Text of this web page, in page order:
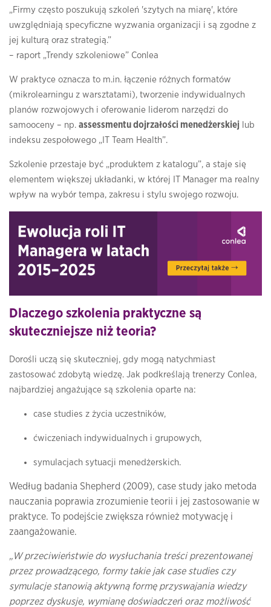
„Firmy często poszukują szkoleń 'szytych na miarę', które
uwzględniają specyficzne wyzwania organizacji i są zgodne z
jej kulturą oraz strategią.”
– raport „Trendy szkoleniowe” Conlea
W praktyce oznacza to m.in. łączenie różnych formatów
(mikrolearningu z warsztatami), tworzenie indywidualnych
planów rozwojowych i oferowanie liderom narzędzi do
samooceny – np. assessmentu dojrzałości menedżerskiej lub
indeksu zespołowego „IT Team Health”.
Szkolenie przestaje być „produktem z katalogu”, a staje się
elementem większej układanki, w której IT Manager ma realny
wpływ na wybór tempa, zakresu i stylu swojego rozwoju.
Dlaczego szkolenia praktyczne są
skuteczniejsze niż teoria?
Dorośli uczą się skuteczniej, gdy mogą natychmiast
zastosować zdobytą wiedzę. Jak podkreślają trenerzy Conlea,
najbardziej angażujące są szkolenia oparte na:
case studies z życia uczestników,
ćwiczeniach indywidualnych i grupowych,
symulacjach sytuacji menedżerskich.
Według badania Shepherd (2009), case study jako metoda
nauczania poprawia zrozumienie teorii i jej zastosowanie w
praktyce. To podejście zwiększa również motywację i
zaangażowanie.
„W przeciwieństwie do wysłuchania treści prezentowanej
przez prowadzącego, formy takie jak case studies czy
symulacje stanowią aktywną formę przyswajania wiedzy
poprzez dyskusje, wymianę doświadczeń oraz możliwość